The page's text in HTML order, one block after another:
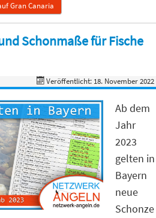
Gran Canaria
Schonmaße für Fische
Veröffentlicht: 18. November 2022
Ab dem
Jahr
2023
gelten in
Bayern
neue
Schonze